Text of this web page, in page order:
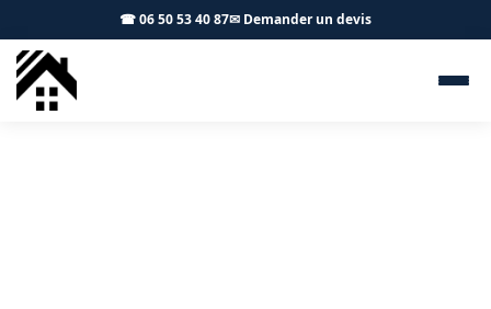
☎ 06 50 53 40 87✉ Demander un devis